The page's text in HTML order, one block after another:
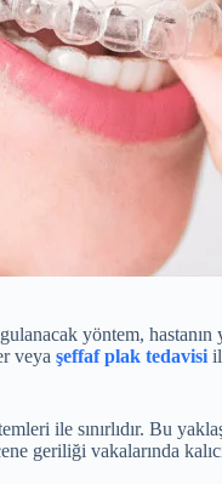
yöntem,
veya şeffaf plak tedavisi
ile sınırlıdır. Bu
geriliği vakalarında